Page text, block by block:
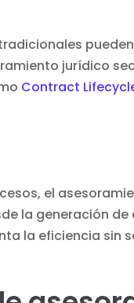
jurídico
Contract
el
la generación
la eficiencia sin